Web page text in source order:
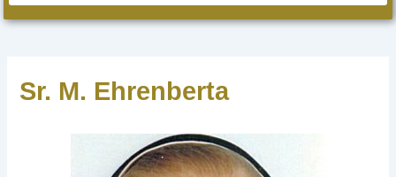
Sr. M. Ehrenberta